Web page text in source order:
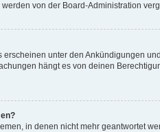
von der Board-Administration
erscheinen unter den Ankündigungen
hängt es von deinen
in denen nicht mehr geantwortet